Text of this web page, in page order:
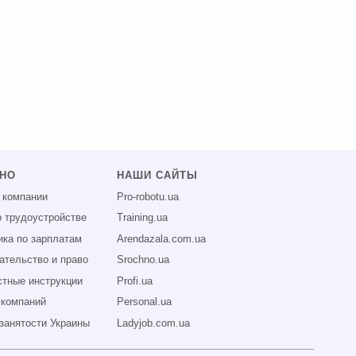
компании
трудоустройстве
по зарплатам
и право
инструкции
Украины
НАШИ САЙТЫ
Pro-robotu.ua
Training.ua
Arendazala.com.ua
Srochno.ua
Profi.ua
Personal.ua
Ladyjob.com.ua